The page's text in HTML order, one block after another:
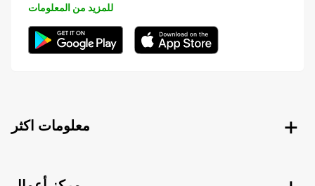
للمزيد من المعلومات
معلومات اكثر